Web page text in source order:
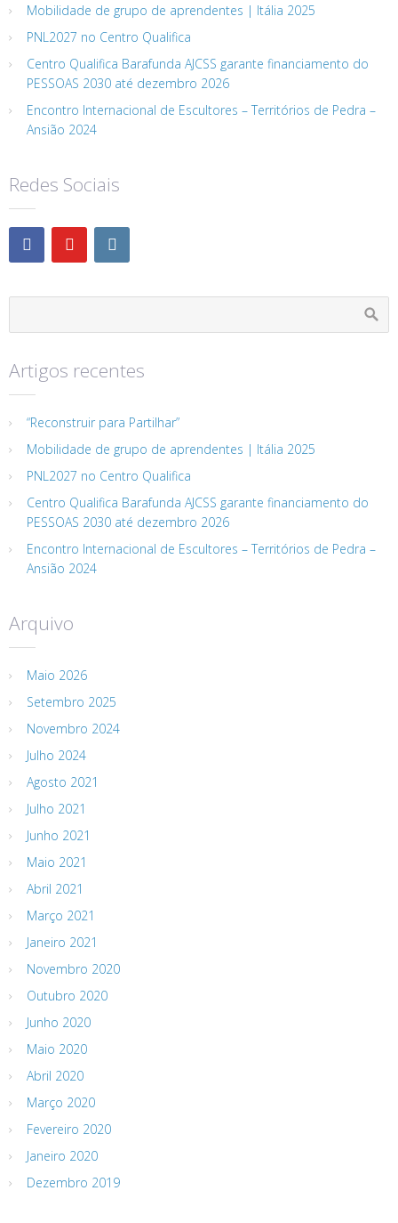
Mobilidade de grupo de aprendentes | Itália 2025
PNL2027 no Centro Qualifica
Centro Qualifica Barafunda AJCSS garante financiamento do
PESSOAS 2030 até dezembro 2026
Encontro Internacional de Escultores – Territórios de Pedra –
Ansião 2024
Redes Sociais
Artigos recentes
“Reconstruir para Partilhar”
Mobilidade de grupo de aprendentes | Itália 2025
PNL2027 no Centro Qualifica
Centro Qualifica Barafunda AJCSS garante financiamento do
PESSOAS 2030 até dezembro 2026
Encontro Internacional de Escultores – Territórios de Pedra –
Ansião 2024
Arquivo
Maio 2026
Setembro 2025
Novembro 2024
Julho 2024
Agosto 2021
Julho 2021
Junho 2021
Maio 2021
Abril 2021
Março 2021
Janeiro 2021
Novembro 2020
Outubro 2020
Junho 2020
Maio 2020
Abril 2020
Março 2020
Fevereiro 2020
Janeiro 2020
Dezembro 2019